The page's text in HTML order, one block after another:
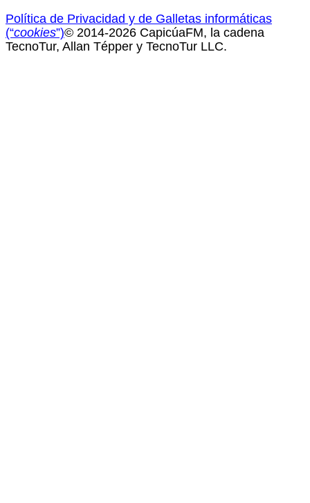
Política de Privacidad y de Galletas informáticas
(“cookies”)© 2014-2026 CapicúaFM, la cadena
TecnoTur, Allan Tépper y TecnoTur LLC.